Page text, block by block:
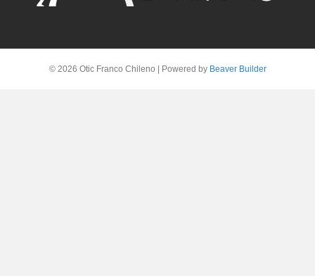
© 2026 Otic Franco Chileno Powered by Beaver Builder